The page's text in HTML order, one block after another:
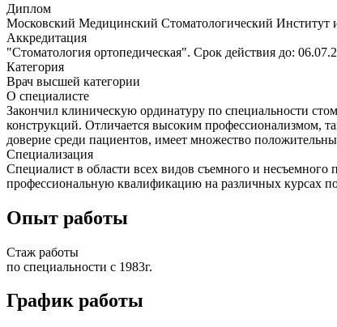
Диплом
Московский Медицинский Стоматологический
Аккредитация
"Стоматология ортопедическая". Срок действия до:
Категория
Врач высшей категории
О специалисте
Закончил клиническую ординатуру по специальности
конструкций. Отличается высоким профессионализмом,
доверие среди пациентов, имеет множество
Специализация
Специалист в области всех видов съемного и
профессиональную квалификацию на различных курсах
Опыт работы
Стаж работы
по специальности с 1983г.
График работы